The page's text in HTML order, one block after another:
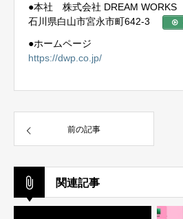
●本社 株式会社 DREAM WORKS
石川県白山市宮永市町642-3
●ホームページ
https://dwp.co.jp/
前の記事
関連記事